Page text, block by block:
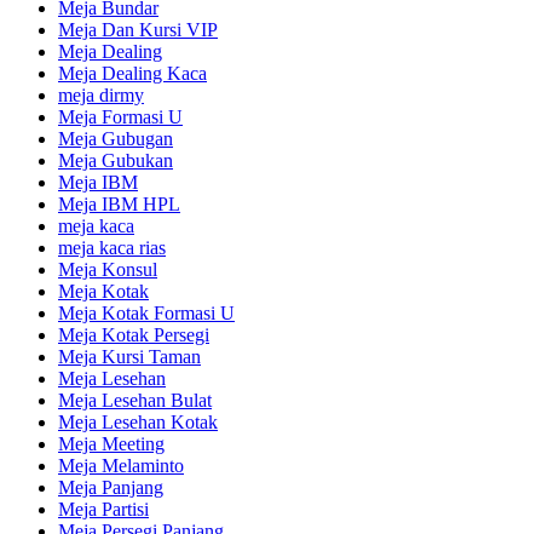
Meja Bundar
Meja Dan Kursi VIP
Meja Dealing
Meja Dealing Kaca
meja dirmy
Meja Formasi U
Meja Gubugan
Meja Gubukan
Meja IBM
Meja IBM HPL
meja kaca
meja kaca rias
Meja Konsul
Meja Kotak
Meja Kotak Formasi U
Meja Kotak Persegi
Meja Kursi Taman
Meja Lesehan
Meja Lesehan Bulat
Meja Lesehan Kotak
Meja Meeting
Meja Melaminto
Meja Panjang
Meja Partisi